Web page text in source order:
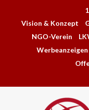
Vision & Konzept
NGO-Verein
Werbeanzeigen